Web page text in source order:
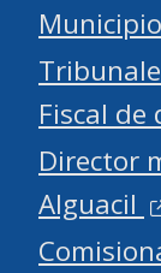
Municipio
Fiscal
Director
Alguacil